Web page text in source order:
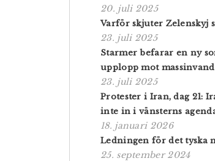
20. juli 2025
Varför skjuter Zelenskyj
23. juli 2025
Starmer befarar en ny
upplopp mot
23. juli 2025
Protester i Iran, dag 21:
inte in i vänsterns
18. januari 2026
Ledningen för det tyska
25. september 2024